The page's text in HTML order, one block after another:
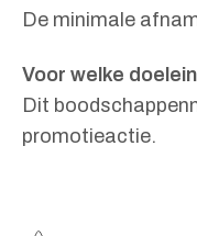
De minimale
Voor welke
Dit
promotieactie.